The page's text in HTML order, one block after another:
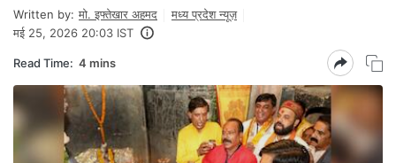
Written by: मो. इफ्तेखार अहमद
मध्य प्रदेश न्यूज़
मई 25, 2026 20:03 IST
Read Time: 4 mins